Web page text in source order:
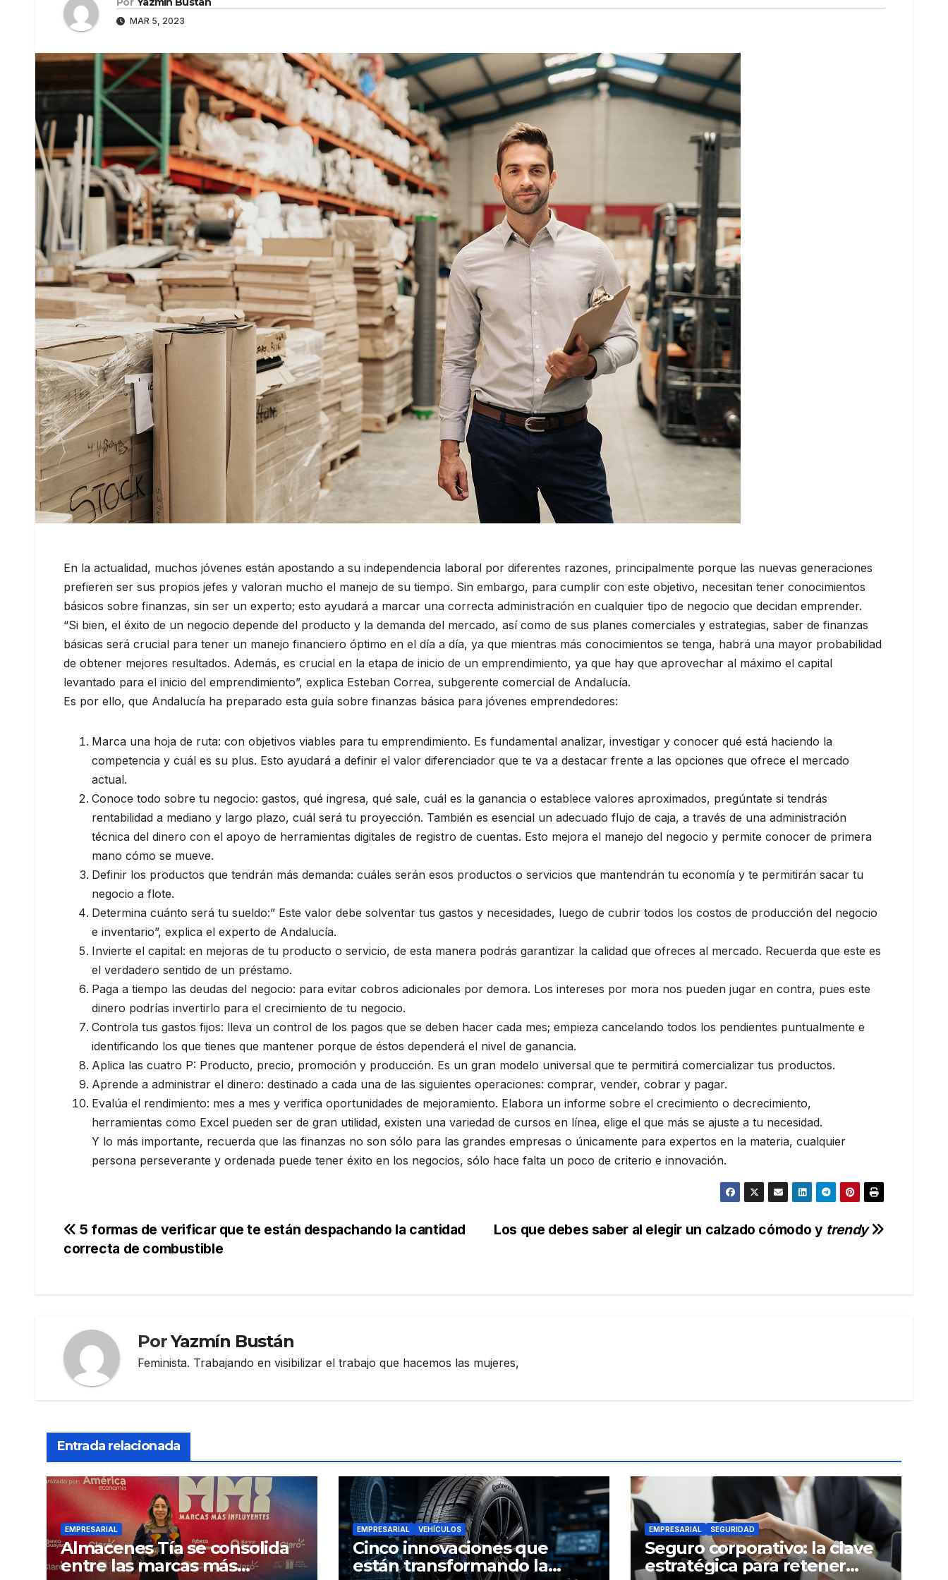
MAR 5, 2023
En la actualidad, muchos jóvenes están apostando a su independencia laboral por diferentes razones, principalmente porque las nuevas generaciones
prefieren ser sus propios jefes y valoran mucho el manejo de su tiempo. Sin embargo, para cumplir con este objetivo, necesitan tener conocimientos
básicos sobre finanzas, sin ser un experto; esto ayudará a marcar una correcta administración en cualquier tipo de negocio que decidan emprender.
“Si bien, el éxito de un negocio depende del producto y la demanda del mercado, así como de sus planes comerciales y estrategias, saber de finanzas
básicas será crucial para tener un manejo financiero óptimo en el día a día, ya que mientras más conocimientos se tenga, habrá una mayor probabilidad
de obtener mejores resultados. Además, es crucial en la etapa de inicio de un emprendimiento, ya que hay que aprovechar al máximo el capital
levantado para el inicio del emprendimiento”, explica Esteban Correa, subgerente comercial de Andalucía.
Es por ello, que Andalucía ha preparado esta guía sobre finanzas básica para jóvenes emprendedores:
Marca una hoja de ruta: con objetivos viables para tu emprendimiento. Es fundamental analizar, investigar y conocer qué está haciendo la
competencia y cuál es su plus. Esto ayudará a definir el valor diferenciador que te va a destacar frente a las opciones que ofrece el mercado
actual.
Conoce todo sobre tu negocio: gastos, qué ingresa, qué sale, cuál es la ganancia o establece valores aproximados, pregúntate si tendrás
rentabilidad a mediano y largo plazo, cuál será tu proyección. También es esencial un adecuado flujo de caja, a través de una administración
técnica del dinero con el apoyo de herramientas digitales de registro de cuentas. Esto mejora el manejo del negocio y permite conocer de primera
mano cómo se mueve.
Definir los productos que tendrán más demanda: cuáles serán esos productos o servicios que mantendrán tu economía y te permitirán sacar tu
negocio a flote.
Determina cuánto será tu sueldo:” Este valor debe solventar tus gastos y necesidades, luego de cubrir todos los costos de producción del negocio
e inventario”, explica el experto de Andalucía.
Invierte el capital: en mejoras de tu producto o servicio, de esta manera podrás garantizar la calidad que ofreces al mercado. Recuerda que este es
el verdadero sentido de un préstamo.
Paga a tiempo las deudas del negocio: para evitar cobros adicionales por demora. Los intereses por mora nos pueden jugar en contra, pues este
dinero podrías invertirlo para el crecimiento de tu negocio.
Controla tus gastos fijos: lleva un control de los pagos que se deben hacer cada mes; empieza cancelando todos los pendientes puntualmente e
identificando los que tienes que mantener porque de éstos dependerá el nivel de ganancia.
Aplica las cuatro P: Producto, precio, promoción y producción. Es un gran modelo universal que te permitirá comercializar tus productos.
Aprende a administrar el dinero: destinado a cada una de las siguientes operaciones: comprar, vender, cobrar y pagar.
Evalúa el rendimiento: mes a mes y verifica oportunidades de mejoramiento. Elabora un informe sobre el crecimiento o decrecimiento,
herramientas como Excel pueden ser de gran utilidad, existen una variedad de cursos en línea, elige el que más se ajuste a tu necesidad.
Y lo más importante, recuerda que las finanzas no son sólo para las grandes empresas o únicamente para expertos en la materia, cualquier
persona perseverante y ordenada puede tener éxito en los negocios, sólo hace falta un poco de criterio e innovación.
Navegación
Los que debes saber al elegir un calzado cómodo y trendy
5 formas de verificar que te están despachando la cantidad
correcta de combustible
PorYazmín Bustán
Feminista. Trabajando en visibilizar el trabajo que hacemos las mujeres,
Entrada relacionada
EMPRESARIAL
Almacenes Tía se consolida
entre las marcas más
EMPRESARIAL VEHÍCULOS
Cinco innovaciones que
están transformando la
EMPRESARIAL SEGURIDAD
Seguro corporativo: la clave
estratégica para retener